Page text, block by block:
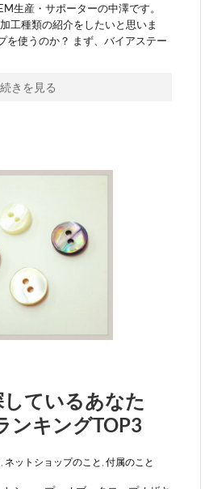
生産・サポーターの中澤です。
工種類の紹介をしたいと思いま
使うのか？ まず、バイアステー
続きを見る
ているあなた
ンキングTOP3
ネットショップのこと 付属のこと